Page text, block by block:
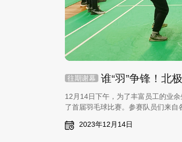
往期谢幕
12月14日下午，为了丰富员工的业
了首届羽毛球比赛。参赛队员们来自
2023年12月14日